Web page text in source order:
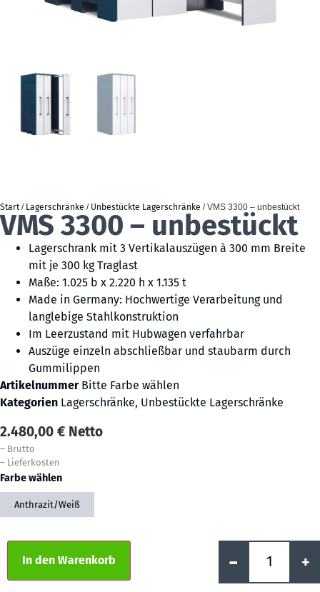
Start/ Lagerschränke / Unbestückte Lagerschränke / VMS 3300 – unbestückt
VMS 3300 – unbestückt
Lagerschrank mit 3 Vertikalauszügen à 300 mm Breite
mit je 300 kg Traglast
Maße: 1.025 b x 2.220 h x 1.135 t
Made in Germany: Hochwertige Verarbeitung und
langlebige Stahlkonstruktion
Im Leerzustand mit Hubwagen verfahrbar
Auszüge einzeln abschließbar und staubarm durch
Gummilippen
Artikelnummer Bitte Farbe wählen
Kategorien Lagerschränke, Unbestückte Lagerschränke
2.480,00 € Netto
– Brutto
– Lieferkosten
Farbe wählen
Anthrazit/Weiß
- +
In den Warenkorb